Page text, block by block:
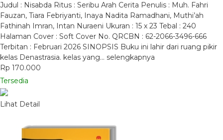
Judul : Nisabda Ritus : Seribu Arah Cerita Penulis : Muh. Fahri
Fauzan, Tiara Febriyanti, Inaya Nadita Ramadhani, Muthi’ah
Fathinah Imran, Intan Nuraeni Ukuran : 15 x 23 Tebal : 240
Halaman Cover : Soft Cover No. QRCBN : 62-2066-3496-666
Terbitan : Februari 2026 SINOPSIS Buku ini lahir dari ruang pikir
kelas Denastrasia. kelas yang… selengkapnya
Rp 170.000
Tersedia
Lihat Detail